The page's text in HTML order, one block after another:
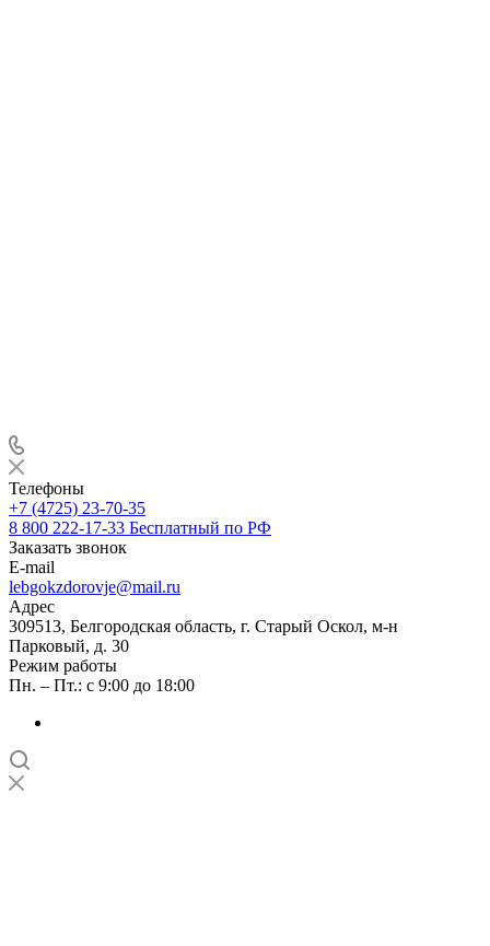
Телефоны
+7 (4725) 23-70-35
8 800 222-17-33 Бесплатный по РФ
Заказать звонок
E-mail
lebgokzdorovje@mail.ru
Адрес
309513, Белгородская область, г. Старый Оскол, м-н
Парковый, д. 30
Режим работы
Пн. – Пт.: с 9:00 до 18:00